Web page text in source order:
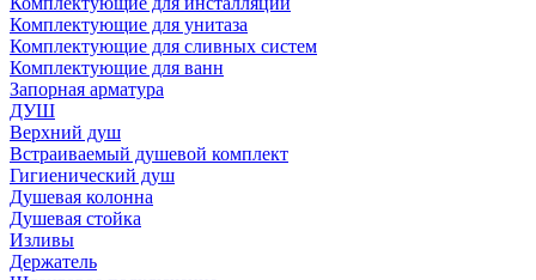
Комплектующие для унитаза
Комплектующие для сливных систем
Комплектующие для ванн
Запорная арматура
ДУШ
Верхний душ
Встраиваемый душевой комплект
Гигиенический душ
Душевая колонна
Душевая стойка
Изливы
Держатель